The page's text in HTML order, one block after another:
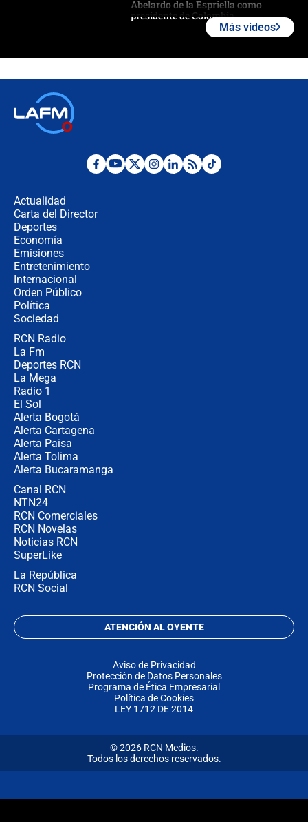
Abelardo de la Espriella como
presidente de Colombia
Espriella en Cali inicia la
Desde dermatitis hasta infecciones:
Más videos
Actualidad
Carta del Director
Deportes
Economía
Emisiones
Entretenimiento
Internacional
Orden Público
Política
Sociedad
RCN Radio
La Fm
Deportes RCN
La Mega
Radio 1
El Sol
Alerta Bogotá
Alerta Cartagena
Alerta Paisa
Alerta Tolima
Alerta Bucaramanga
Canal RCN
NTN24
RCN Comerciales
RCN Novelas
Noticias RCN
SuperLike
La República
RCN Social
ATENCIÓN AL OYENTE
Aviso de Privacidad
Protección de Datos Personales
Programa de Ética Empresarial
Política de Cookies
LEY 1712 DE 2014
© 2026 RCN Medios.
Todos los derechos reservados.